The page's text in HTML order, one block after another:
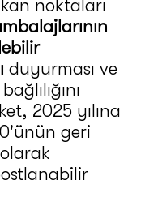
noktaları
duyurması ve
2025 yılına
geri